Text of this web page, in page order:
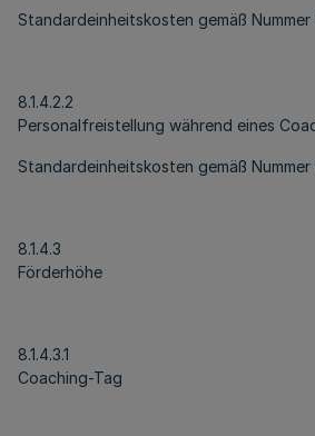
Standardeinheitskosten gemäß Nummer
8.1.4.2.2
Personalfreistellung während eines
Standardeinheitskosten gemäß Nummer
8.1.4.3
Förderhöhe
8.1.4.3.1
Coaching-Tag